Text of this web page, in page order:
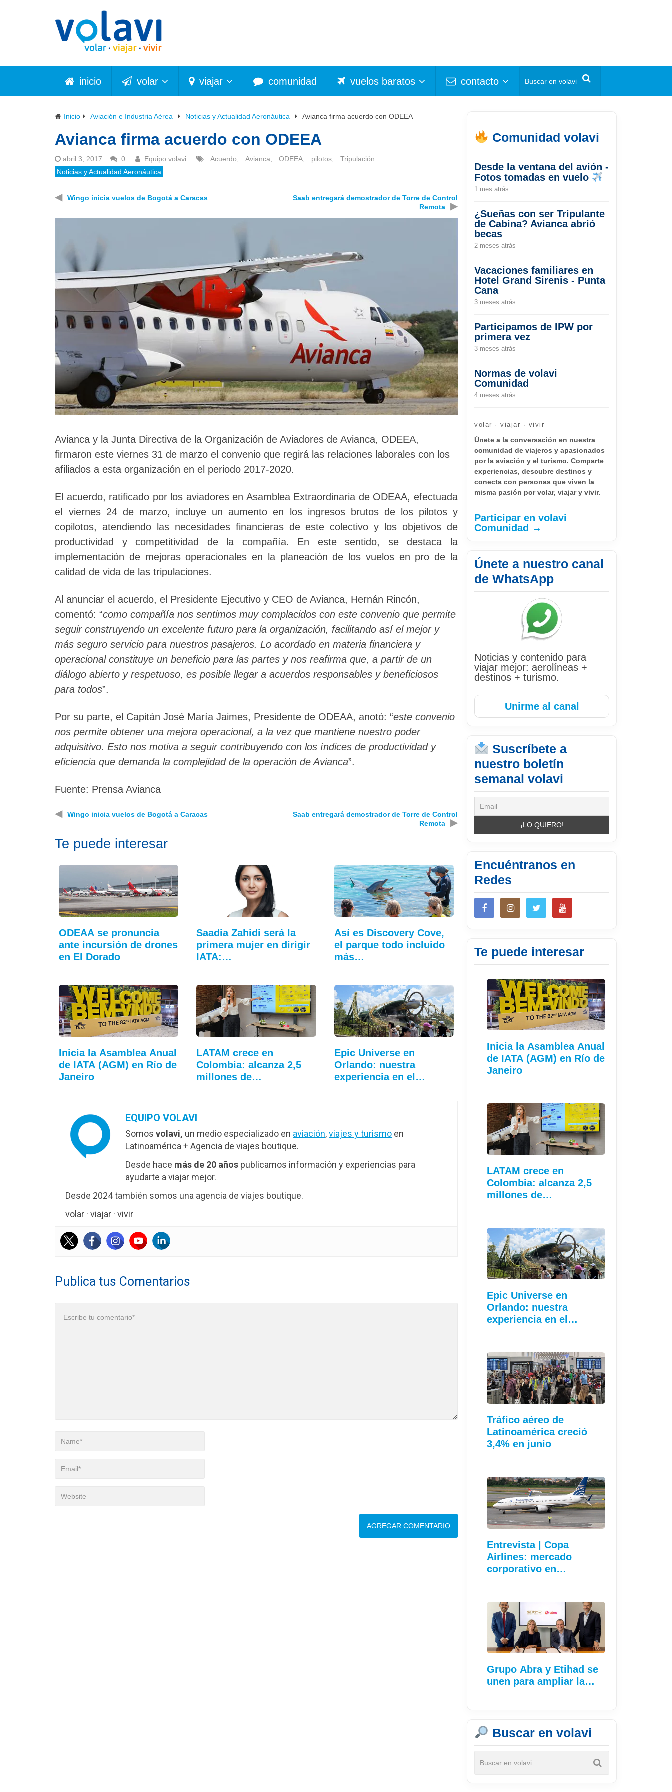
inicio volar viajar comunidad vuelos baratos contacto
Inicio Aviación e Industria Aérea Noticias y Actualidad Aeronáutica Avianca firma acuerdo con ODEEA
Avianca firma acuerdo con ODEEA
abril 3, 2017 0 Equipo volavi Acuerdo Avianca ODEEA pilotos
Tripulación
Noticias y Actualidad Aeronáutica
◀ Wingo inicia vuelos de Bogotá a Caracas
Saab entregará demostrador de Torre de Control
Remota
▶
Avianca y la Junta Directiva de la Organización de Aviadores de Avianca, ODEEA,
firmaron este viernes 31 de marzo el convenio que regirá las relaciones laborales con los
afiliados a esta organización en el periodo 2017-2020.
El acuerdo, ratificado por los aviadores en Asamblea Extraordinaria de ODEAA, efectuada
eI viernes 24 de marzo, incluye un aumento en los ingresos brutos de los pilotos y
copilotos, atendiendo las necesidades financieras de este colectivo y los objetivos de
productividad y competitividad de la compañía. En este sentido, se destaca la
implementación de mejoras operacionales en la planeación de los vuelos en pro de la
calidad de vida de las tripulaciones.
Al anunciar el acuerdo, el Presidente Ejecutivo y CEO de Avianca, Hernán Rincón,
comentó: “como compañía nos sentimos muy complacidos con este convenio que permite
seguir construyendo un excelente futuro para la organización, facilitando así el mejor y
más seguro servicio para nuestros pasajeros. Lo acordado en materia financiera y
operacional constituye un beneficio para las partes y nos reafirma que, a partir de un
diálogo abierto y respetuoso, es posible llegar a acuerdos responsables y beneficiosos
para todos”.
Por su parte, el Capitán José María Jaimes, Presidente de ODEAA, anotó: “este convenio
nos permite obtener una mejora operacional, a la vez que mantiene nuestro poder
adquisitivo. Esto nos motiva a seguir contribuyendo con los índices de productividad y
eficiencia que demanda la complejidad de la operación de Avianca”.
Fuente: Prensa Avianca
◀ Wingo inicia vuelos de Bogotá a Caracas
Saab entregará demostrador de Torre de Control
Remota
▶
Te puede interesar
ODEAA se pronuncia
ante incursión de drones
en El Dorado
Saadia Zahidi será la
primera mujer en dirigir
IATA:…
Así es Discovery Cove,
el parque todo incluido
más…
Inicia la Asamblea Anual
de IATA (AGM) en Río de
Janeiro
LATAM crece en
Colombia: alcanza 2,5
millones de…
Epic Universe en
Orlando: nuestra
experiencia en el…
EQUIPO VOLAVI
Somos volavi, un medio especializado en aviación,viajes y turismo en
Latinoamérica + Agencia de viajes boutique.
Desde hace más de 20 años publicamos información y experiencias para
ayudarte a viajar mejor.
Desde 2024 también somos una agencia de viajes boutique.
volar · viajar · vivir
Publica tus Comentarios
Comunidad volavi
Desde la ventana del avión -
Fotos tomadas en vuelo
1 mes atrás
¿Sueñas con ser Tripulante
de Cabina? Avianca abrió
becas
2 meses atrás
Vacaciones familiares en
Hotel Grand Sirenis - Punta
Cana
3 meses atrás
Participamos de IPW por
primera vez
3 meses atrás
Normas de volavi
Comunidad
4 meses atrás
volar · viajar · vivir
Únete a la conversación en nuestra
comunidad de viajeros y apasionados
por la aviación y el turismo. Comparte
experiencias, descubre destinos y
conecta con personas que viven la
misma pasión por volar, viajar y vivir.
Participar en volavi
Comunidad →
Únete a nuestro canal
de WhatsApp
Noticias y contenido para
viajar mejor: aerolíneas +
destinos + turismo.
Unirme al canal
Suscríbete a
nuestro boletín
semanal volavi
Encuéntranos en
Redes
Te puede interesar
Inicia la Asamblea Anual
de IATA (AGM) en Río de
Janeiro
LATAM crece en
Colombia: alcanza 2,5
millones de…
Epic Universe en
Orlando: nuestra
experiencia en el…
Tráfico aéreo de
Latinoamérica creció
3,4% en junio
Entrevista | Copa
Airlines: mercado
corporativo en…
Grupo Abra y Etihad se
unen para ampliar la…
Buscar en volavi